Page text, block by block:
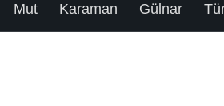
Mut Karaman Gülnar